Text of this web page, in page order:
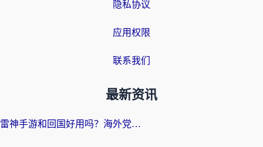
隐私协议
应用权限
联系我们
最新资讯
雷神手游和回国好用吗？海外党亲测：选对加速器才能无缝刷剧打游戏